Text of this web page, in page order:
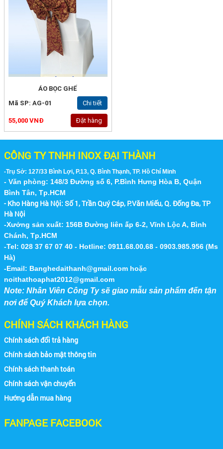
ÁO BỌC GHẾ
Mã SP: AG-01
Chi tiết
55,000 VNĐ Đặt hàng
CÔNG TY TNHH INOX ĐẠI THÀNH
-Trụ Sở: 127/33 Bình Lợi, P.13, Q. Bình Thạnh, TP. Hồ Chí Minh
- Văn phòng: 148/3 Đường số 6, P.Bình Hưng Hòa B, Quận
Bình Tân, Tp.HCM
- Kho Hàng Hà Nội: Số 1, Trần Quý Cáp, P.Văn Miếu, Q. Đống Đa, TP
Hà Nội
-Xưởng sản xuất: 156B Đường liên ấp 6-2, Vĩnh Lộc A, Bình
Chánh, Tp.HCM
-Tel: 028 37 67 07 40 - Hotline: 0911.68.00.68 - 0903.985.956 (Ms
Hà)
-Email: Banghedaithanh@gmail.com hoặc
noithathoaphat2012@gmail.com
Note: Nhân Viên Công Ty sẽ giao mẫu sản phẩm đến tận
nơi để Quý Khách lựa chọn.
CHÍNH SÁCH KHÁCH HÀNG
Chính sách đổi trả hàng
Chính sách bảo mật thông tin
Chính sách thanh toán
Chính sách vận chuyển
Hướng dẫn mua hàng
FANPAGE FACEBOOK